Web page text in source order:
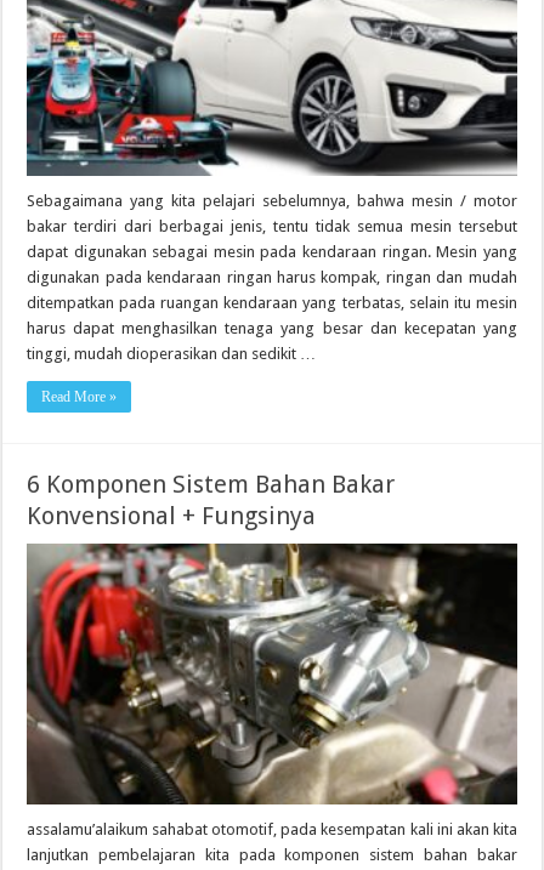
Sebagaimana yang kita pelajari sebelumnya, bahwa mesin / motor
bakar terdiri dari berbagai jenis, tentu tidak semua mesin tersebut
dapat digunakan sebagai mesin pada kendaraan ringan. Mesin yang
digunakan pada kendaraan ringan harus kompak, ringan dan mudah
ditempatkan pada ruangan kendaraan yang terbatas, selain itu mesin
harus dapat menghasilkan tenaga yang besar dan kecepatan yang
tinggi, mudah dioperasikan dan sedikit …
Read More »
6 Komponen Sistem Bahan Bakar
Konvensional + Fungsinya
assalamu’alaikum sahabat otomotif, pada kesempatan kali ini akan kita
lanjutkan pembelajaran kita pada komponen sistem bahan bakar